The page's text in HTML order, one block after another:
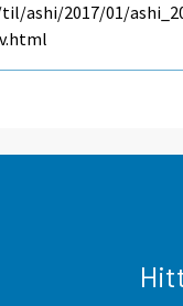
ashi/2017/01/